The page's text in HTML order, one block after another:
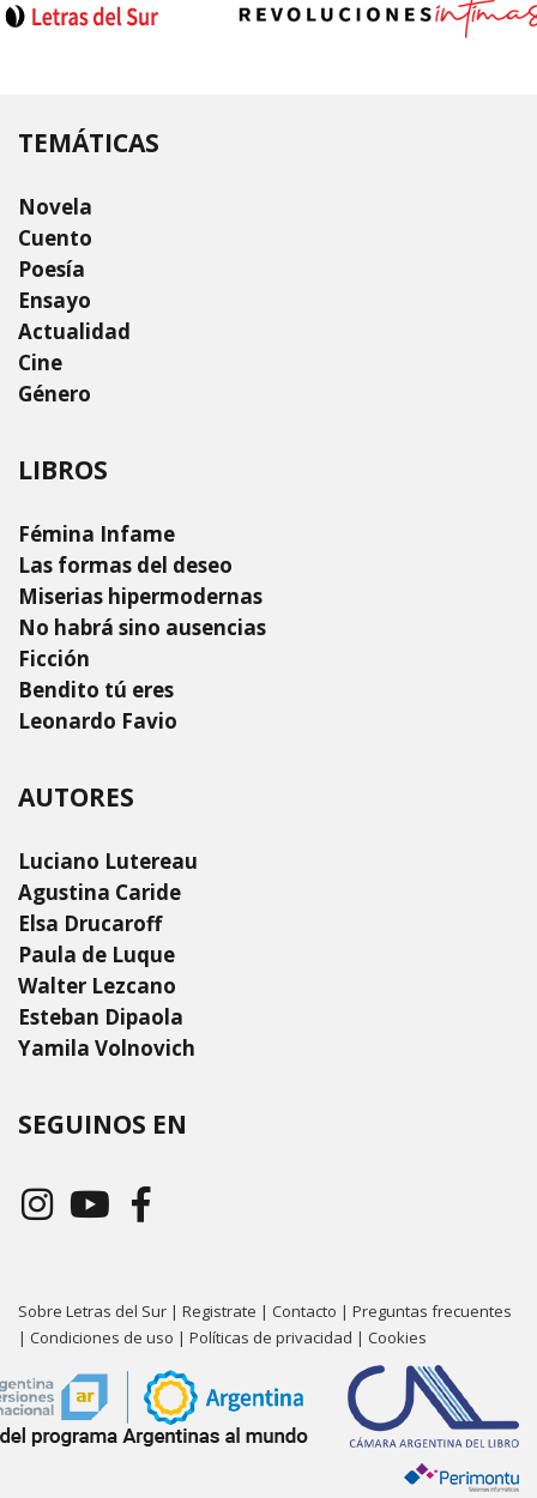
TEMÁTICAS
Novela
Cuento
Poesía
Ensayo
Actualidad
Cine
Género
LIBROS
Fémina Infame
Las formas del deseo
Miserias hipermodernas
No habrá sino ausencias
Ficción
Bendito tú eres
Leonardo Favio
AUTORES
Luciano Lutereau
Agustina Caride
Elsa Drucaroff
Paula de Luque
Walter Lezcano
Esteban Dipaola
Yamila Volnovich
SEGUINOS EN
Sobre Letras del Sur | Registrate | Contacto | Preguntas frecuentes
| Condiciones de uso | Políticas de privacidad | Cookies